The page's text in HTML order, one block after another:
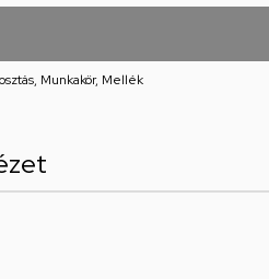
Munkakör, Mellék